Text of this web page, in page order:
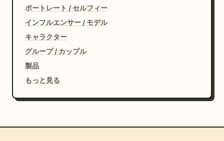
ポートレート / セルフィー
インフルエンサー / モデル
キャラクター
グループ / カップル
製品
もっと見る